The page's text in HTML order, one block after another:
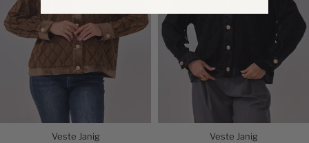
Veste Janig Veste Janig